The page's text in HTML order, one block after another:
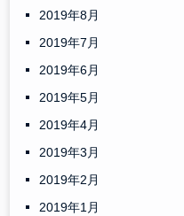
2019年8月
2019年7月
2019年6月
2019年5月
2019年4月
2019年3月
2019年2月
2019年1月